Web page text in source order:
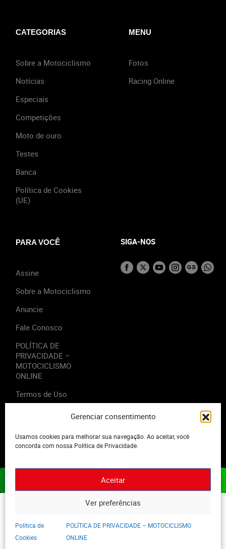
Gerenciar consentimento
Usamos cookies para melhorar sua navegação. Ao aceitar, você
concorda com nossa Política de Privacidade.
Aceitar
Ver preferências
Política de
Cookies
POLÍTICA DE PRIVACIDADE – MOTOCICLISMO
ONLINE
CATEGORIAS
Sobre a Motociclismo
Notícias
Especiais
Competições
Moto de ouro
Testes
Banca
Política de Cookies
(UE)
MENU
Fotos
Racing Online
PARA VOCÊ
Assine
Sobre a Motociclismo
Anuncie
Fale Conosco
POLÍTICA DE
PRIVACIDADE –
MOTOCICLISMO
ONLINE
Termos de Uso
SIGA-NOS
2023 - Editora Motor Midia. Todos os direitos reservados.
ASSINE JÁ